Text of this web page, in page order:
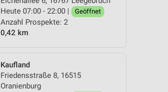
Heute 07:00 - 22:00 |
Geöffnet
Anzahl Prospekte: 2
0,42 km
Kaufland
Friedensstraße 8, 16515
Oranienburg